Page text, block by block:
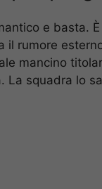
e basta.
il rumore
mancino
La squadra lo